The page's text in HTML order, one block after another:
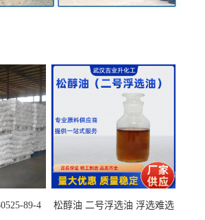
89-4
松醇油 二号浮选油 浮选难选